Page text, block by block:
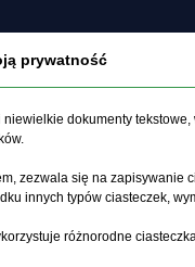
O
Strona główna >
Wpływ reakcji
prywatność
niewielkie dokumenty
zezwala się na zapisywanie
innych typów ciasteczek,
różnorodne